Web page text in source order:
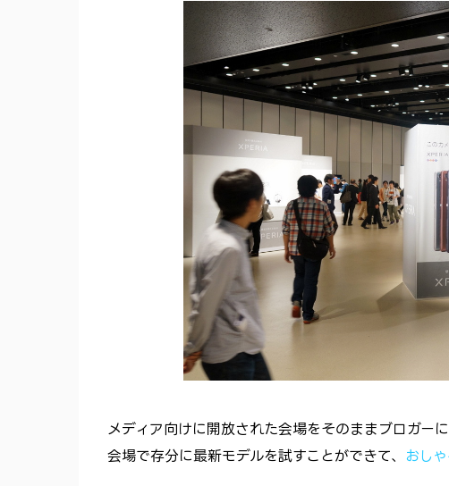
メディア向けに開放された会場をそのままブロガー
会場で存分に最新モデルを試すことができて、 おし